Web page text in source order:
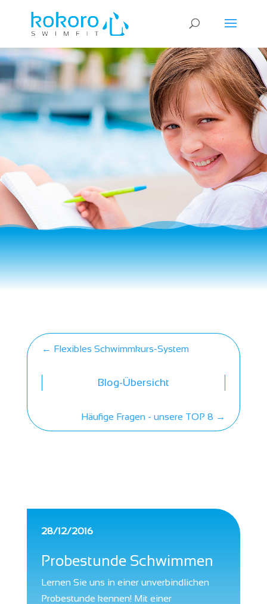
← Flexibles Schwimmkurs-System
Blog-Übersicht
Häufige Fragen - unsere TOP 8 →
28/12/2016
Probestunde Schwimmen
Lernen Sie uns in einer unverbindlichen
Probestunde kennen! Mit einer